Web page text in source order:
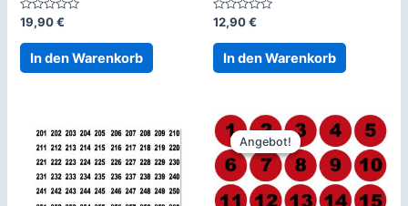
Bewertet
mit
0
von
19,90€
In den Warenkorb
Bewertet
mit
0
von
12,90€
In den Warenkorb
Angebot!
Angebot!